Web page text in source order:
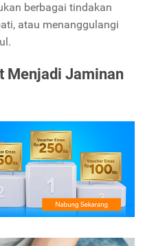
berbagai tindakan
atau menanggulangi
Menjadi Jaminan